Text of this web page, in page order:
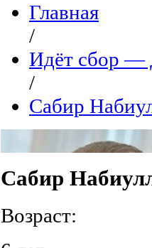
Главная
/
Идёт сбор
/
Сабир
Сабир
Возраст: